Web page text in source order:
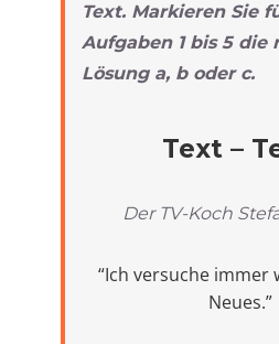
Text. Markieren Sie
Aufgaben 1 bis 5 die
Lösung a, b oder c.
Text –
Der TV-Koch
“Ich versuche immer
Neues.”